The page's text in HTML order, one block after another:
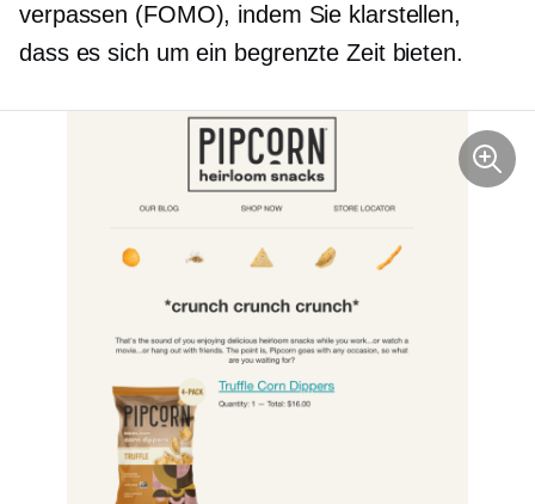
verpassen (FOMO), indem Sie klarstellen,
dass es sich um ein begrenzte Zeitbieten.